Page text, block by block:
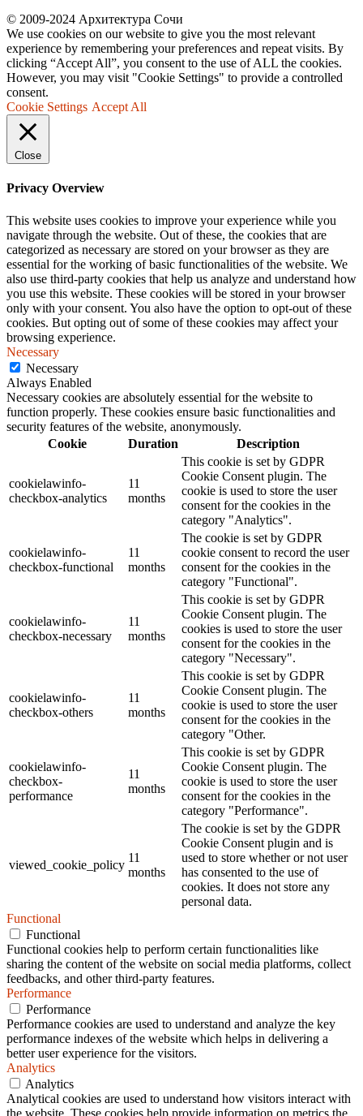
© 2009-2024 Архитектура Сочи
We use cookies on our website to give you the most relevant
experience by remembering your preferences and repeat visits. By
clicking “Accept All”, you consent to the use of ALL the cookies.
However, you may visit "Cookie Settings" to provide a controlled
consent.
Cookie Settings Accept All
Close
Privacy Overview
This website uses cookies to improve your experience while you
navigate through the website. Out of these, the cookies that are
categorized as necessary are stored on your browser as they are
essential for the working of basic functionalities of the website. We
also use third-party cookies that help us analyze and understand how
you use this website. These cookies will be stored in your browser
only with your consent. You also have the option to opt-out of these
cookies. But opting out of some of these cookies may affect your
browsing experience.
Necessary
Necessary
Always Enabled
Necessary cookies are absolutely essential for the website to
function properly. These cookies ensure basic functionalities and
security features of the website, anonymously.
Cookie
Duration Description
cookielawinfo-
checkbox-analytics
11
months
This cookie is set by GDPR
Cookie Consent plugin. The
cookie is used to store the user
consent for the cookies in the
category "Analytics".
cookielawinfo-
checkbox-functional
11
months
The cookie is set by GDPR
cookie consent to record the user
consent for the cookies in the
category "Functional".
cookielawinfo-
checkbox-necessary
11
months
This cookie is set by GDPR
Cookie Consent plugin. The
cookies is used to store the user
consent for the cookies in the
category "Necessary".
cookielawinfo-
checkbox-others
11
months
This cookie is set by GDPR
Cookie Consent plugin. The
cookie is used to store the user
consent for the cookies in the
category "Other.
cookielawinfo-
checkbox-
performance
11
months
This cookie is set by GDPR
Cookie Consent plugin. The
cookie is used to store the user
consent for the cookies in the
category "Performance".
viewed_cookie_policy
11
months
The cookie is set by the GDPR
Cookie Consent plugin and is
used to store whether or not user
has consented to the use of
cookies. It does not store any
personal data.
Functional
Functional
Functional cookies help to perform certain functionalities like
sharing the content of the website on social media platforms, collect
feedbacks, and other third-party features.
Performance
Performance
Performance cookies are used to understand and analyze the key
performance indexes of the website which helps in delivering a
better user experience for the visitors.
Analytics
Analytics
Analytical cookies are used to understand how visitors interact with
the website. These cookies help provide information on metrics the